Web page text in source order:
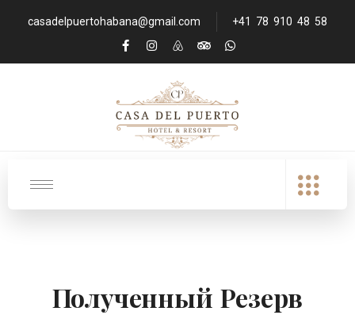
casadelpuertohabana@gmail.com +41 78 910 48 58
Полученный Резерв